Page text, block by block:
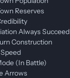
Reserves
Always Succeed
Construction
(In Battle)
Arrows